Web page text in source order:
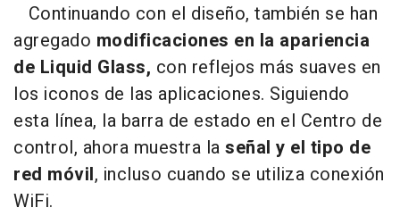
Continuando con el diseño, también se han
agregado modificaciones en la apariencia
de Liquid Glass, con reflejos más suaves en
los iconos de las aplicaciones. Siguiendo
esta línea, la barra de estado en el Centro de
control, ahora muestra la señal y el tipo de
red móvil, incluso cuando se utiliza conexión
WiFi.